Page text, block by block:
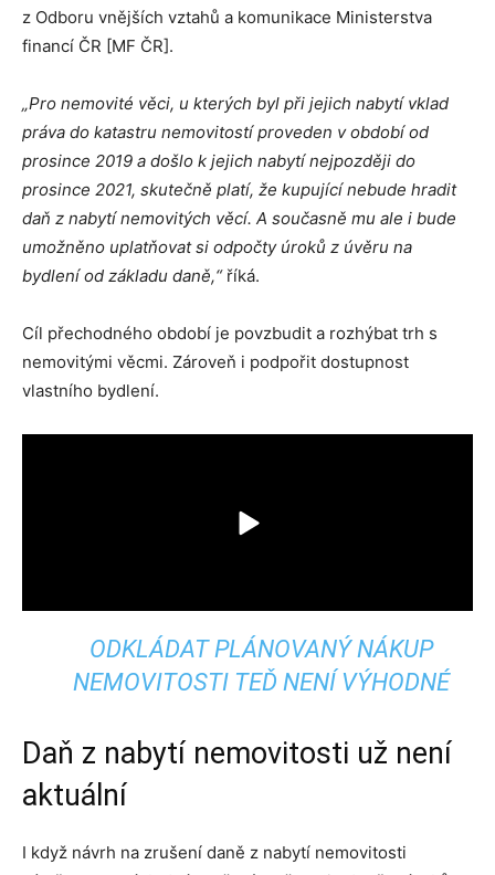
z Odboru vnějších vztahů a komunikace Ministerstva
financí ČR [MF ČR].
„Pro nemovité věci, u kterých byl při jejich nabytí vklad
práva do katastru nemovitostí proveden v období od
prosince 2019 a došlo k jejich nabytí nejpozději do
prosince 2021, skutečně platí, že kupující nebude hradit
daň z nabytí nemovitých věcí. A současně mu ale i bude
umožněno uplatňovat si odpočty úroků z úvěru na
bydlení od základu daně,“říká.
Cíl přechodného období je povzbudit a rozhýbat trh s
nemovitými věcmi. Zároveň i podpořit dostupnost
vlastního bydlení.
ODKLÁDAT PLÁNOVANÝ NÁKUP
NEMOVITOSTI TEĎ NENÍ VÝHODNÉ
Daň z nabytí nemovitosti už není
aktuální
I když návrh na zrušení daně z nabytí nemovitosti